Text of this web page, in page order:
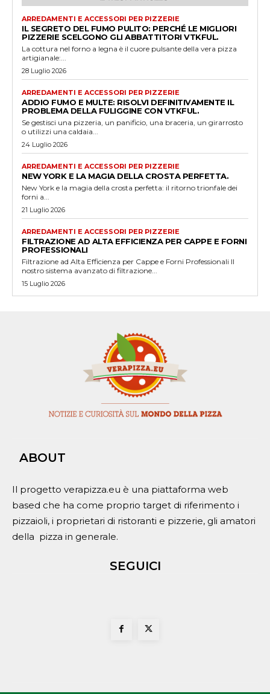
ARREDAMENTI E ACCESSORI PER PIZZERIE
IL SEGRETO DEL FUMO PULITO: PERCHÉ LE MIGLIORI
PIZZERIE SCELGONO GLI ABBATTITORI VTKFUL.
La cottura nel forno a legna è il cuore pulsante della vera pizza
artigianale:...
28 Luglio 2026
ARREDAMENTI E ACCESSORI PER PIZZERIE
ADDIO FUMO E MULTE: RISOLVI DEFINITIVAMENTE IL
PROBLEMA DELLA FULIGGINE CON VTKFUL.
Se gestisci una pizzeria, un panificio, una braceria, un girarrosto
o utilizzi una caldaia...
24 Luglio 2026
ARREDAMENTI E ACCESSORI PER PIZZERIE
NEW YORK E LA MAGIA DELLA CROSTA PERFETTA.
New York e la magia della crosta perfetta: il ritorno trionfale dei
forni a...
21 Luglio 2026
ARREDAMENTI E ACCESSORI PER PIZZERIE
FILTRAZIONE AD ALTA EFFICIENZA PER CAPPE E FORNI
PROFESSIONALI
Filtrazione ad Alta Efficienza per Cappe e Forni Professionali Il
nostro sistema avanzato di filtrazione...
15 Luglio 2026
ABOUT
Il progetto verapizza.eu è una piattaforma web
based che ha come proprio target di riferimento i
pizzaioli, i proprietari di ristoranti e pizzerie, gli amatori
della pizza in generale.
SEGUICI